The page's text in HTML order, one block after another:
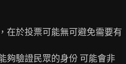
在於投票可能無可避免需要有
夠驗證民眾的身份 可能會非